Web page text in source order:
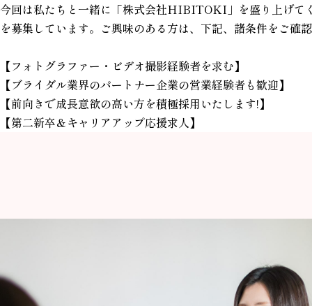
今回は私たちと一緒に「株式会社HIBITOKI」を盛り上げて
を募集しています。ご興味のある方は、下記、諸条件をご確
【フォトグラファー・ビデオ撮影経験者を求む】
【ブライダル業界のパートナー企業の営業経験者も歓迎】
【前向きで成長意欲の高い方を積極採用いたします!】
【第二新卒＆キャリアアップ応援求人】